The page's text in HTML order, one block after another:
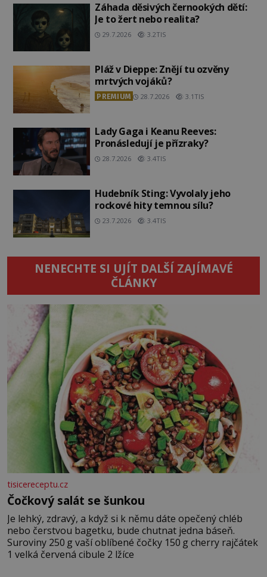
Záhada děsivých černookých dětí:
Je to žert nebo realita?
29.7.2026 3.2TIS
Pláž v Dieppe: Znějí tu ozvěny
mrtvých vojáků?
PREMIUM 28.7.2026 3.1TIS
Lady Gaga i Keanu Reeves:
Pronásledují je přízraky?
28.7.2026 3.4TIS
Hudebník Sting: Vyvolaly jeho
rockové hity temnou sílu?
23.7.2026 3.4TIS
NENECHTE SI UJÍT DALŠÍ ZAJÍMAVÉ
ČLÁNKY
tisicereceptu.cz
Čočkový salát se šunkou
Je lehký, zdravý, a když si k němu dáte opečený chléb
nebo čerstvou bagetku, bude chutnat jedna báseň.
Suroviny 250 g vaší oblíbené čočky 150 g cherry rajčátek
1 velká červená cibule 2 lžíce